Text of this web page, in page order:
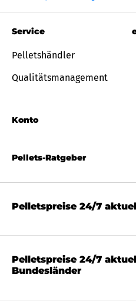
Pellets-Ratgeber
Service
Pelletshändler
Qualitätsmanagement
Konto
Pelletspreise 24/7
Pelletspreise 24/7
Bundesländer